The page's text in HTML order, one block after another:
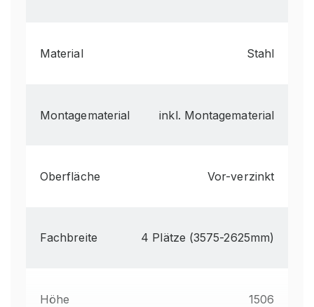
Material Stahl
Montagematerial inkl. Montagematerial
Oberfläche Vor-verzinkt
Fachbreite 4 Plätze (3575-2625mm)
Höhe 1506